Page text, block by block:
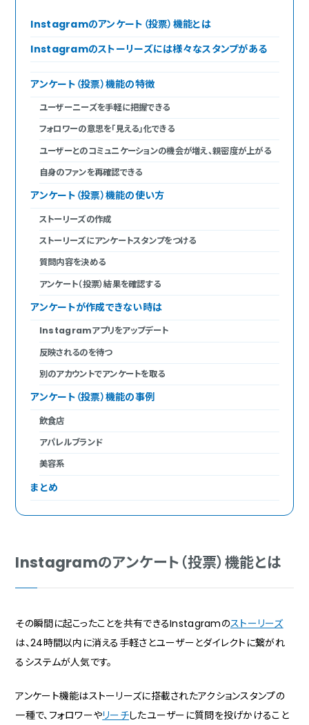
Instagramのアンケート（投票）機能とは
Instagramのストーリーズには様々なスタンプがある
アンケート（投票）機能の特徴
ユーザーニーズを手軽に把握できる
フォロワーの意思を「見える」化できる
ユーザーとのコミュニケーションの機会が増え、親密度が上がる
自身のファンを再確認できる
アンケート（投票）機能の使い方
ストーリーズの作成
ストーリーズにアンケートスタンプをつける
質問内容を決める
アンケート（投票）結果を確認する
アンケートが作成できない時は
Instagramアプリをアップデート
反映されるのを待つ
別のアカウントでアンケートを取る
アンケート（投票）機能の事例
飲食店
アパレルブランド
美容系
まとめ
Instagramのアンケート（投票）機能とは
その瞬間に起こったことを共有できるInstagramのストーリーズ
は、24時間以内に消える手軽さとユーザーとダイレクトに繋がれ
るシステムが人気です。
アンケート機能はストーリーズに搭載されたアクションスタンプの
一種で、フォロワーやリーチしたユーザーに質問を投げかけること